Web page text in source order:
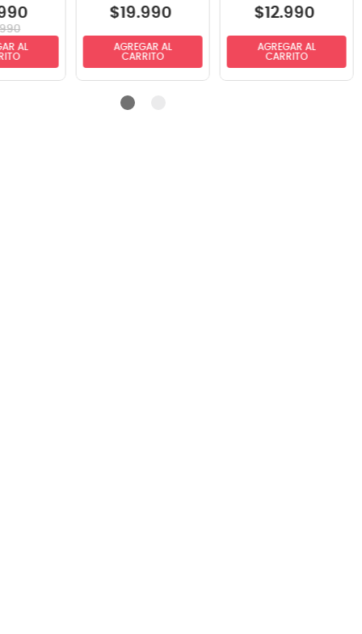
AL
6mts
$19.990
AGREGAR AL
CARRITO
38
$12.990
AGREGAR AL
CARRITO